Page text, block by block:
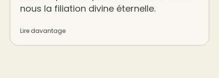
nous la filiation divine éternelle.
Lire davantage